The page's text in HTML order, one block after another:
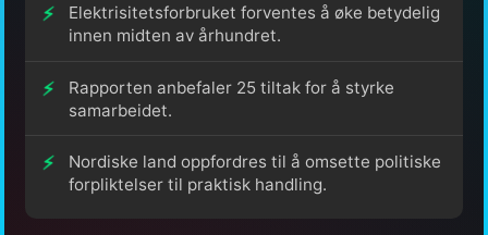
Elektrisitetsforbruket forventes å øke betydelig
innen midten av århundret.
Rapporten anbefaler 25 tiltak for å styrke
samarbeidet.
Nordiske land oppfordres til å omsette politiske
forpliktelser til praktisk handling.